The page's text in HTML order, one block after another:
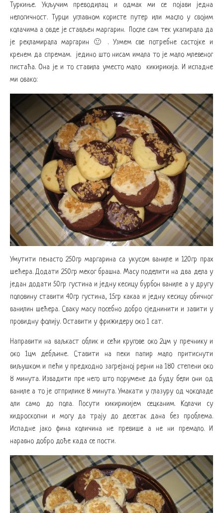
Туркиње. Укључим преводилац и одмах ми се појави једна
нелогичност. Турци углавном користе путер или масло у својим
колачима а овде је стављен маргарин. После сам тек укапирала да
је рекламирала маргарин 🙂 . Узмем све потребне састојке и
кренем да спремам. једино што нисам имала то је мало млевеног
пистаћа. Она је и то ставила уместо мало кикирикија. И испадне
ми овако:
Умутити пенасто 250гр маргарина са укусом ваниле и 120гр прах
шећера. Додати 250гр меког брашна. Масу поделити на два дела у
један додати 50гр густина и једну кесицу бурбон ваниле а у другу
половину ставити 40гр густина, 15гр какаа и једну кесицу обичног
ванилин шећера. Сваку масу посебно добро сједнинити и завити у
провидну фолију. Оставити у фрижидеру око 1 сат.
Направити на ваљкаст облик и сећи кругове око 2цм у пречнику и
око 1цм дебљине. Ставити на пеки папир мало притиснути
виљушком и пећи у предходно загрејаној рерни на 180 степени око
8 минута. Извадити пре него што порумене да буду бели они од
ваниле а то је отприлике 8 минута. Умакати у глазуру од чоколаде
али само до пола. Посути кикирикијем сецканим. Колачи су
хидроскопни и могу да трају до десетак дана без проблема.
Испадне јако фина количина не превише а не ни премало. И
наравно добро дође када се пости.